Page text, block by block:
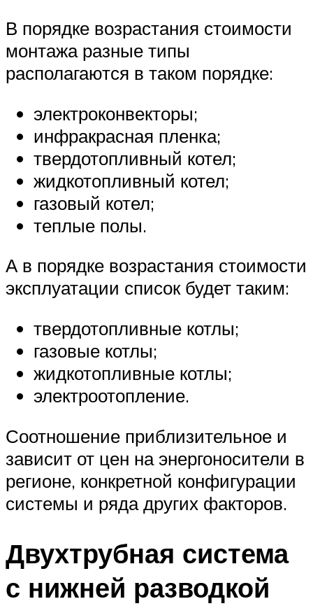
В порядке возрастания стоимости
монтажа разные типы
располагаются в таком порядке:
электроконвекторы;
инфракрасная пленка;
твердотопливный котел;
жидкотопливный котел;
газовый котел;
теплые полы.
А в порядке возрастания стоимости
эксплуатации список будет таким:
твердотопливные котлы;
газовые котлы;
жидкотопливные котлы;
электроотопление.
Соотношение приблизительное и
зависит от цен на энергоносители в
регионе, конкретной конфигурации
системы и ряда других факторов.
Двухтрубная система
с нижней разводкой